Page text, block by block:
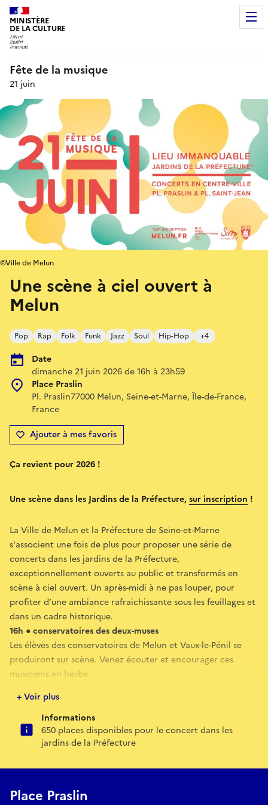
MINISTÈRE
DE LA CULTURE
Fête de la musique
21 juin
Une scène à ciel ouvert à
Melun
Pop Rap Folk Funk Jazz Soul Hip-Hop +4
Date
dimanche 21 juin 2026 de 16h à 23h59
Place Praslin
Pl. Praslin77000 Melun, Seine-et-Marne, Île-de-France,
France
Ajouter à mes favoris
©Ville de Melun
Ça revient pour 2026 !
Une scène dans les Jardins de la Préfecture,sur inscription !
La Ville de Melun et la Préfecture de Seine-et-Marne
s'associent une fois de plus pour proposer une série de
concerts dans les jardins de la Préfecture,
exceptionnellement ouverts au public et transformés en
scène à ciel ouvert. Un après-midi à ne pas louper, pour
profiter d’une ambiance rafraichissante sous les feuillages et
dans un cadre historique.
16h ● conservatoires des deux-muses
Les élèves des conservatoires de Melun et Vaux-le-Pénil se
produiront sur scène. Venez écouter et encourager ces
musiciens en herbe.
Repérés dans les lycées par le dispositif d'éducation et
d'action culturelle de l'agglomération Melun Val de Seine et
accompagnés par les Amplifiés et Scène 77, ces jeunes
artistes vous feront découvrir leurs univers entre pop, folk et
Groupe aux influences éclectiques et lauréat du Tremplin 77,
+ Voir plus
Informations
650 places disponibles pour le concert dans les
jardins de la Préfecture
Place Praslin